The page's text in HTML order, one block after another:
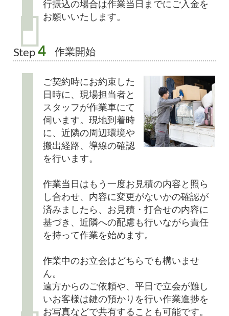
行振込の場合は作業当日までにご入金を
お願いいたします。
Step 4 作業開始
ご契約時にお約束した
日時に、現場担当者と
スタッフが作業車にて
伺います。現地到着時
に、近隣の周辺環境や
搬出経路、導線の確認
を行います。
作業当日はもう一度お見積の内容と照ら
し合わせ、内容に変更がないかの確認が
済みましたら、お見積・打合せの内容に
基づき、近隣への配慮も行いながら責任
を持って作業を始めます。
作業中のお立会はどちらでも構いませ
ん。
遠方からのご依頼や、平日で立会が難し
いお客様は鍵の預かりを行い作業進捗を
お写真などで共有することも可能です。